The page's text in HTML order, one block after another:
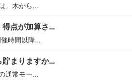
、木から...
点が加算さ...
時間以降...
まりますか...
通常モー...